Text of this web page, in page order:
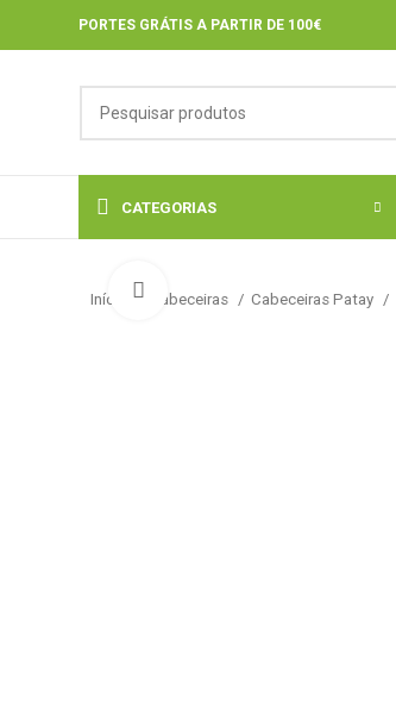
PORTES GRÁTIS A PARTIR DE 100€
CATEGORIAS
Início Cabeceiras Cabeceiras Patay
Click to enlarge